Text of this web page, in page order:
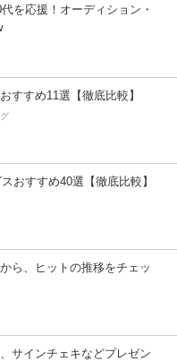
を応援！オーディション・
すすめ11選【徹底比較】
おすすめ40選【徹底比較】
ら、ヒットの推移をチェッ
サインチェキなどプレゼン